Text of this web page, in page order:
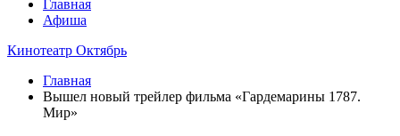
Главная
Афиша
Кинотеатр Октябрь
Главная
Вышел новый трейлер фильма «Гардемарины 1787.
Мир»